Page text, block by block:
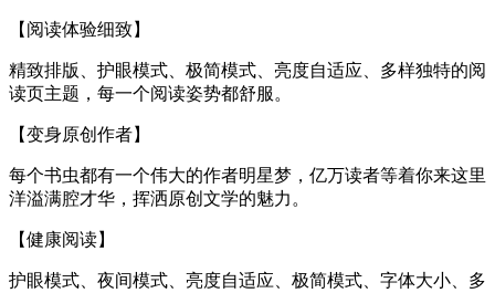
【阅读体验细致】
精致排版、护眼模式、极简模式、亮度自适应、多样独特的阅
读页主题，每一个阅读姿势都舒服。
【变身原创作者】
每个书虫都有一个伟大的作者明星梦，亿万读者等着你来这里
洋溢满腔才华，挥洒原创文学的魅力。
【健康阅读】
护眼模式、夜间模式、亮度自适应、极简模式、字体大小、多